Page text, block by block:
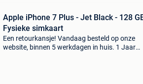
Apple iPhone 7 Plus - Jet Black - 128
Fysieke simkaart
Een retourkansje! Vandaag besteld op onze
website, binnen 5 werkdagen in huis. 1 Jaar